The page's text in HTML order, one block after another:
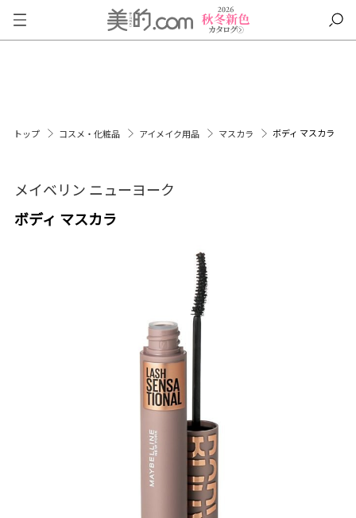
トップ コスメ・化粧品 アイメイク用品 マスカラ ボディ マスカラ
メイベリン ニューヨーク
ボディ マスカラ